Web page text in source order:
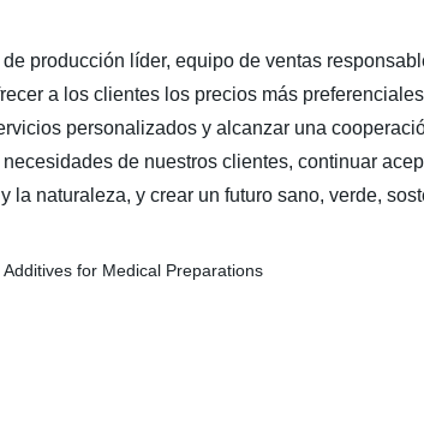
producción líder, equipo de ventas
a los clientes los precios más
personalizados y alcanzar una
de nuestros clientes, continuar
naturaleza, y crear un futuro sano, verde,